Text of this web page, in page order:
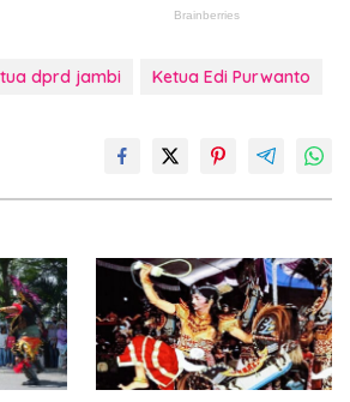
dprd jambi Ketua Edi Purwanto